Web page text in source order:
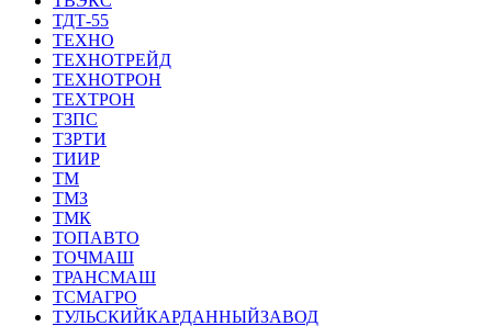
ТДТ-55
ТЕХНО
ТЕХНОТРЕЙД
ТЕХНОТРОН
ТЕХТРОН
ТЗПС
ТЗРТИ
ТИИР
ТМ
ТМЗ
ТМК
ТОПАВТО
ТОЧМАШ
ТРАНСМАШ
ТСМАГРО
ТУЛЬСКИЙКАРДАННЫЙЗАВОД